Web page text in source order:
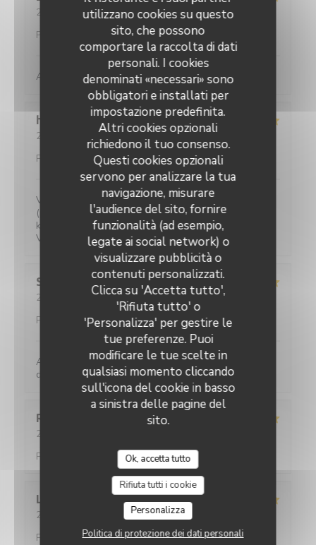
utilizzano cookies su questo
sito, che possono
comportare la raccolta di dati
personali. I cookies
denominati «necessari» sono
obbligatori e installati per
impostazione predefinita.
Altri cookies opzionali
richiedono il tuo consenso.
Questi cookies opzionali
servono per analizzare la tua
navigazione, misurare
l'audience del sito, fornire
funzionalità (ad esempio,
legate ai social network) o
visualizzare pubblicità o
contenuti personalizzati.
Clicca su 'Accetta tutto',
'Rifiuta tutto' o
'Personalizza' per gestire le
tue preferenze. Puoi
modificare le tue scelte in
qualsiasi momento cliccando
sull'icona del cookie in basso
a sinistra delle pagine del
sito.
Ok, accetta tutto
Rifiuta tutti i cookie
Personalizza
Politica di protezione dei dati personali
2026-05-25- 19:45 - Ospiti 2
Atmosfera : 5
Prezzo
Absolument parfait, comme toujours !
hans
2026-05-27
- 20:30 - Ospiti 2
/5 Atmosfera:4 /5 Cucina:5/5 Qualità /
Prezzo
Verrassende gerechten voor een eerlijke prijs. Water
(plat of bruis) is gratis. 2-persoons tafeltjes zijn wat
klein maar ze hebben ook niet veel ruimte.
Vriendelijke bediening!
Sylviane
R
2026-05-25
- 13:00 - Ospiti 2
Atmosfera:5/5 Cucina :5
Prezzo
/5
Accueil parfait. Accueil parfait. Plats toujours
délicieux et raffinés.
Romane
2026-05-21
Prezzo
L
2026-05-20
- 19:45 - Ospiti 2
5/5 Atmosfera 5/5 Cucina 5
Qualità /
Prezzo
/5